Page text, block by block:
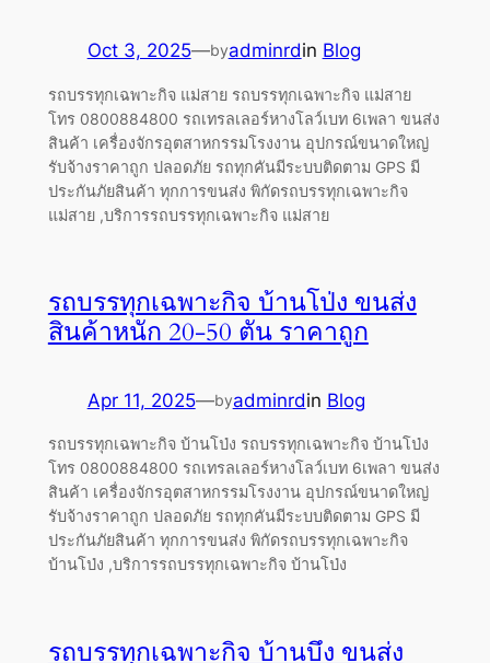
Oct 3, 2025—byadminrdin Blog
รถบรรทุกเฉพาะกิจ แม่สาย รถบรรทุกเฉพาะกิจ แม่สาย
โทร 0800884800 รถเทรลเลอร์หางโลว์เบท 6เพลา ขนส่ง
สินค้า เครื่องจักรอุตสาหกรรมโรงงาน อุปกรณ์ขนาดใหญ่
รับจ้างราคาถูก ปลอดภัย รถทุกคันมีระบบติดตาม GPS มี
ประกันภัยสินค้า ทุกการขนส่ง พิกัดรถบรรทุกเฉพาะกิจ
แม่สาย ,บริการรถบรรทุกเฉพาะกิจ แม่สาย
รถบรรทุกเฉพาะกิจ บ้านโป่ง ขนส่ง
สินค้าหนัก 20-50 ตัน ราคาถูก
Apr 11, 2025—byadminrdin Blog
รถบรรทุกเฉพาะกิจ บ้านโป่ง รถบรรทุกเฉพาะกิจ บ้านโป่ง
โทร 0800884800 รถเทรลเลอร์หางโลว์เบท 6เพลา ขนส่ง
สินค้า เครื่องจักรอุตสาหกรรมโรงงาน อุปกรณ์ขนาดใหญ่
รับจ้างราคาถูก ปลอดภัย รถทุกคันมีระบบติดตาม GPS มี
ประกันภัยสินค้า ทุกการขนส่ง พิกัดรถบรรทุกเฉพาะกิจ
บ้านโป่ง ,บริการรถบรรทุกเฉพาะกิจ บ้านโป่ง
รถบรรทุกเฉพาะกิจ บ้านบึง ขนส่ง